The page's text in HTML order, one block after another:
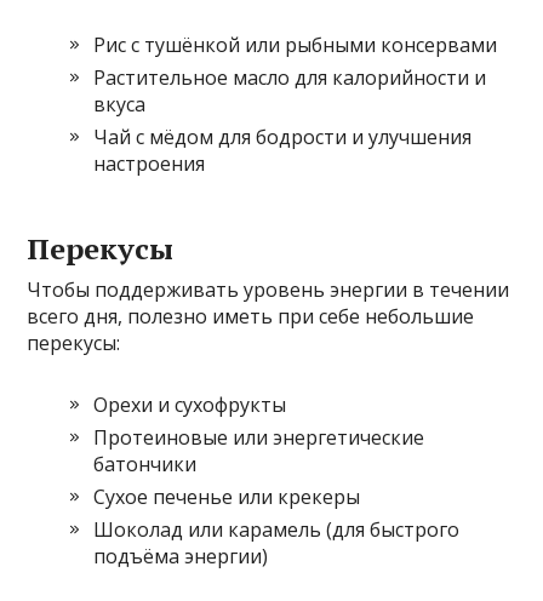
Рис с тушёнкой или рыбными консервами
Растительное масло для калорийности и
вкуса
Чай с мёдом для бодрости и улучшения
настроения
Перекусы
Чтобы поддерживать уровень энергии в течении
всего дня, полезно иметь при себе небольшие
перекусы:
Орехи и сухофрукты
Протеиновые или энергетические
батончики
Сухое печенье или крекеры
Шоколад или карамель (для быстрого
подъёма энергии)